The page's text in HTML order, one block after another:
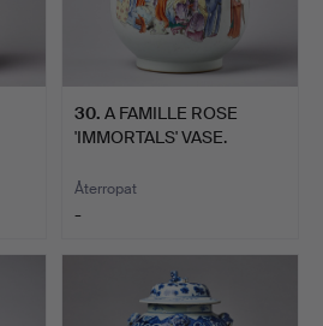
30. A FAMILLE ROSE
'IMMORTALS' VASE.
Återropat
-